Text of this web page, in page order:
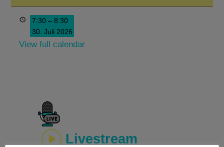
7:30 – 8:30
30. Juli 2026
View full calendar
Livestream